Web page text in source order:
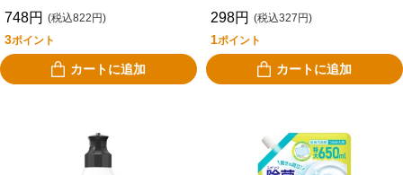
大 ６００ｍｌ
748円 (税込822円)
3ポイント
カートに追加
ート１枚
298円 (税込327円)
1ポイント
カートに追加